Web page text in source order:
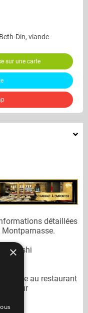
Din, viande
sur une carte
détaillées
Montparnasse.
Sushi
sortie au restaurant
sur
×